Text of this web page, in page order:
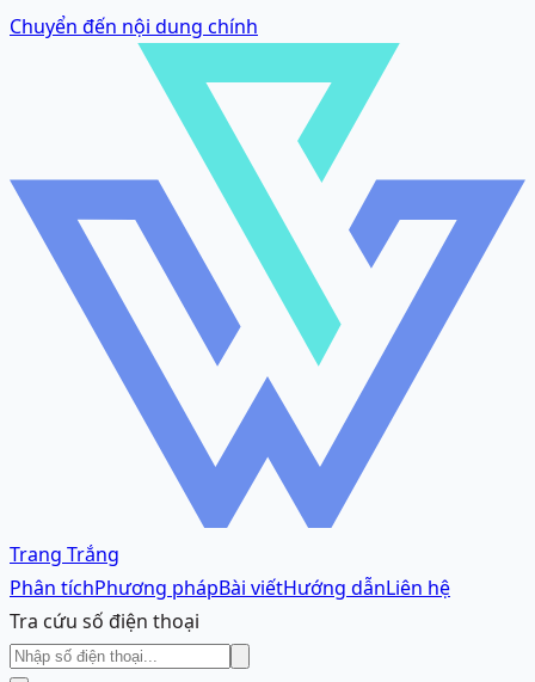
Chuyển đến nội dung chính
Trang Trắng
Phân tíchPhương phápBài viếtHướng dẫnLiên hệ
Tra cứu số điện thoại